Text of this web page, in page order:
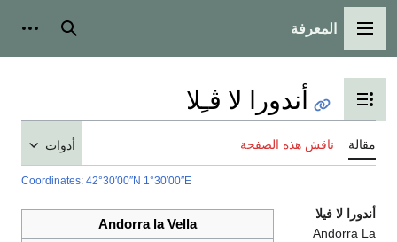
القائمة الرئيسية
المعرفة بحث
تبديل عرض جدول المحتويات
أندورا لا ڤـِلا
مقالة ناقش هذه الصفحة أدوات
Coordinates: 42°30′00″N 1°30′00″E
Andorra la Vella
أندورا لا فيلا
Andorra La